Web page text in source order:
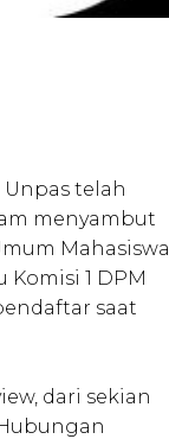
Unpas telah
menyambut
Mahasiswa
Komisi 1 DPM
saat
dari sekian